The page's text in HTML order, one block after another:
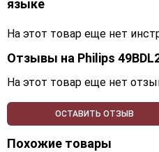
языке
На этот товар еще нет
Отзывы на Philips
На этот товар еще нет
ОСТАВИТЬ ОТЗЫВ
Похожие товары